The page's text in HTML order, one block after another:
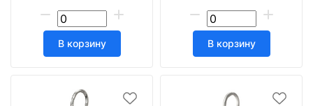
В корзину В корзину